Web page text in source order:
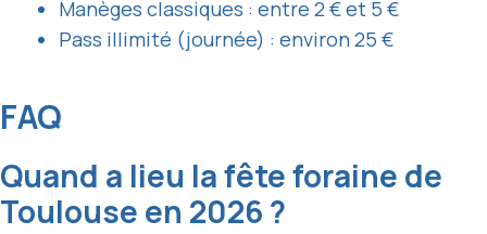
Manèges classiques : entre 2 € et 5 €
Pass illimité (journée) : environ 25 €
FAQ
Quand a lieu la fête foraine de
Toulouse en 2026 ?